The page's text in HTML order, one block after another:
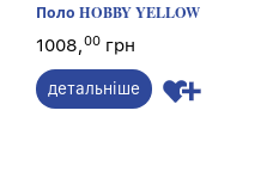
Поло HOBBY YELLOW
1008,00 грн
детальніше